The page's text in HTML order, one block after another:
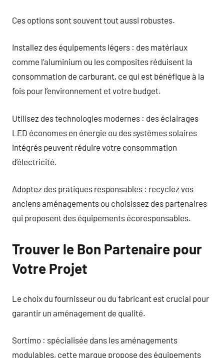
Ces options sont souvent tout aussi robustes.
Installez des équipements légers : des matériaux
comme l’aluminium ou les composites réduisent la
consommation de carburant, ce qui est bénéfique à la
fois pour l’environnement et votre budget.
Utilisez des technologies modernes : des éclairages
LED économes en énergie ou des systèmes solaires
intégrés peuvent réduire votre consommation
d’électricité.
Adoptez des pratiques responsables : recyclez vos
anciens aménagements ou choisissez des partenaires
qui proposent des équipements écoresponsables.
Trouver le Bon Partenaire pour
Votre Projet
Le choix du fournisseur ou du fabricant est crucial pour
garantir un aménagement de qualité.
Sortimo : spécialisée dans les aménagements
modulables, cette marque propose des équipements